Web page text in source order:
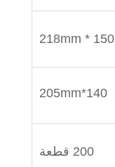
150 * 218mm
140*205mm
200 قطعة